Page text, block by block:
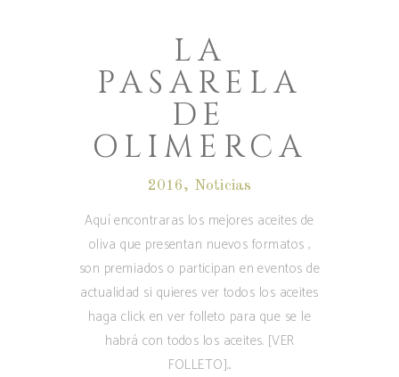
LA
PASARELA
DE
OLIMERCA
2016, Noticias
Aquí encontraras los mejores aceites de
oliva que presentan nuevos formatos ,
son premiados o participan en eventos de
actualidad si quieres ver todos los aceites
haga click en ver folleto para que se le
habrá con todos los aceites. [VER
FOLLETO]